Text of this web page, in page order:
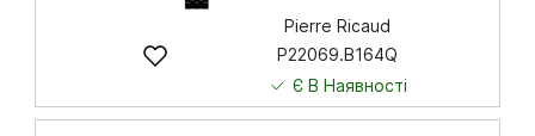
Pierre Ricaud
P22069.B164Q
Є В Наявності